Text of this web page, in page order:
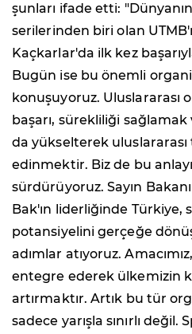
şunları ifade etti:
serilerinden biri olan
Kaçkarlar'da ilk kez
Bugün ise bu önemli
konuşuyoruz. Uluslararası
başarı, sürekliliği
da yükselterek uluslararası
edinmektir. Biz de bu
sürdürüyoruz. Sayın
Bak'ın liderliğinde Türkiye,
potansiyelini gerçeğe
adımlar atıyoruz.
entegre ederek ülkemizin
artırmaktır. Artık bu tür
sadece yarışla sınırlı